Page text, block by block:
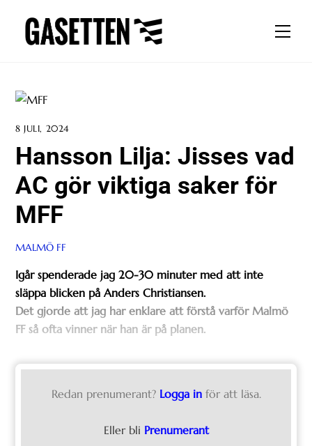
content
8 JULI, 2024
Hansson Lilja: Jisses vad
AC gör viktiga saker för
MFF
MALMÖ FF
Igår spenderade jag 20-30 minuter med att inte
släppa blicken på Anders Christiansen.
Det gjorde att jag har enklare att förstå varför Malmö
FF så ofta vinner när han är på planen.
Redan prenumerant? Logga in för att läsa.
Eller bli Prenumerant